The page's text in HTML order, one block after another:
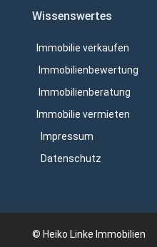
Wissenswertes
Immobilie verkaufen
Immobilienbewertung
Immobilienberatung
Immobilie vermieten
Impressum
Datenschutz
© Heiko Linke Immobilien